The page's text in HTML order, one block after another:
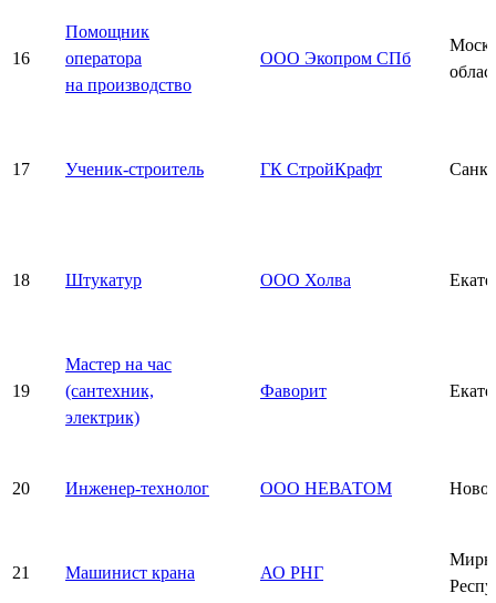
16
Помощник
оператора
на производство
ООО Экопром СПб
17 Ученик-строитель ГК СтройКрафт
18 Штукатур ООО Холва
19
Мастер на час
(сантехник,
электрик)
Фаворит
20 Инженер-технолог ООО НЕВАТОМ
21 Машинист крана АО РНГ